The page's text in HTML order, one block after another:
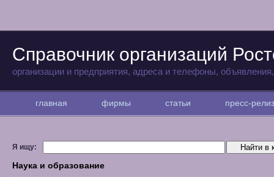
Справочник организаций
организации и предприятия, адреса и телефоны,
главная фирмы статьи пресс-
Я ищу:
Наука и образование